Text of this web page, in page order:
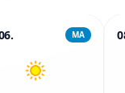
MA